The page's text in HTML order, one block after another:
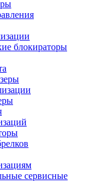
блoкираторы
сервисные